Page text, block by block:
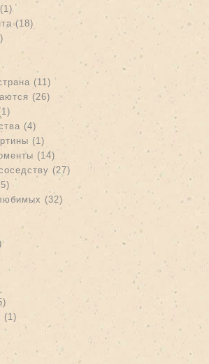
filter
Apply Зверьё моё filter
filter
(18) Apply Золотая лента filter
Apply Конфетти filter
Apply Кружева filter
Лайка filter
страна filter
(11) Apply Маленькая страна filter
filter
(26) Apply Мечты сбываются filter
filter
Apply Натюрморт filter
filter
(4) Apply Нежные чувства filter
filter
(1)
моменты filter
(14) Apply Приятные моменты filter
соседству filter
(27) Apply Счастье по соседству
filterApply Фламинго filter
любимых filter
(32) Apply Цветы для любимых
Apply Чувства filter
Шарм filter
Apply Шафран filter
Штучки filter
Шёлк filter
filter
Apply A La Mode filter
filter
(1)
Apply Papyrus filter